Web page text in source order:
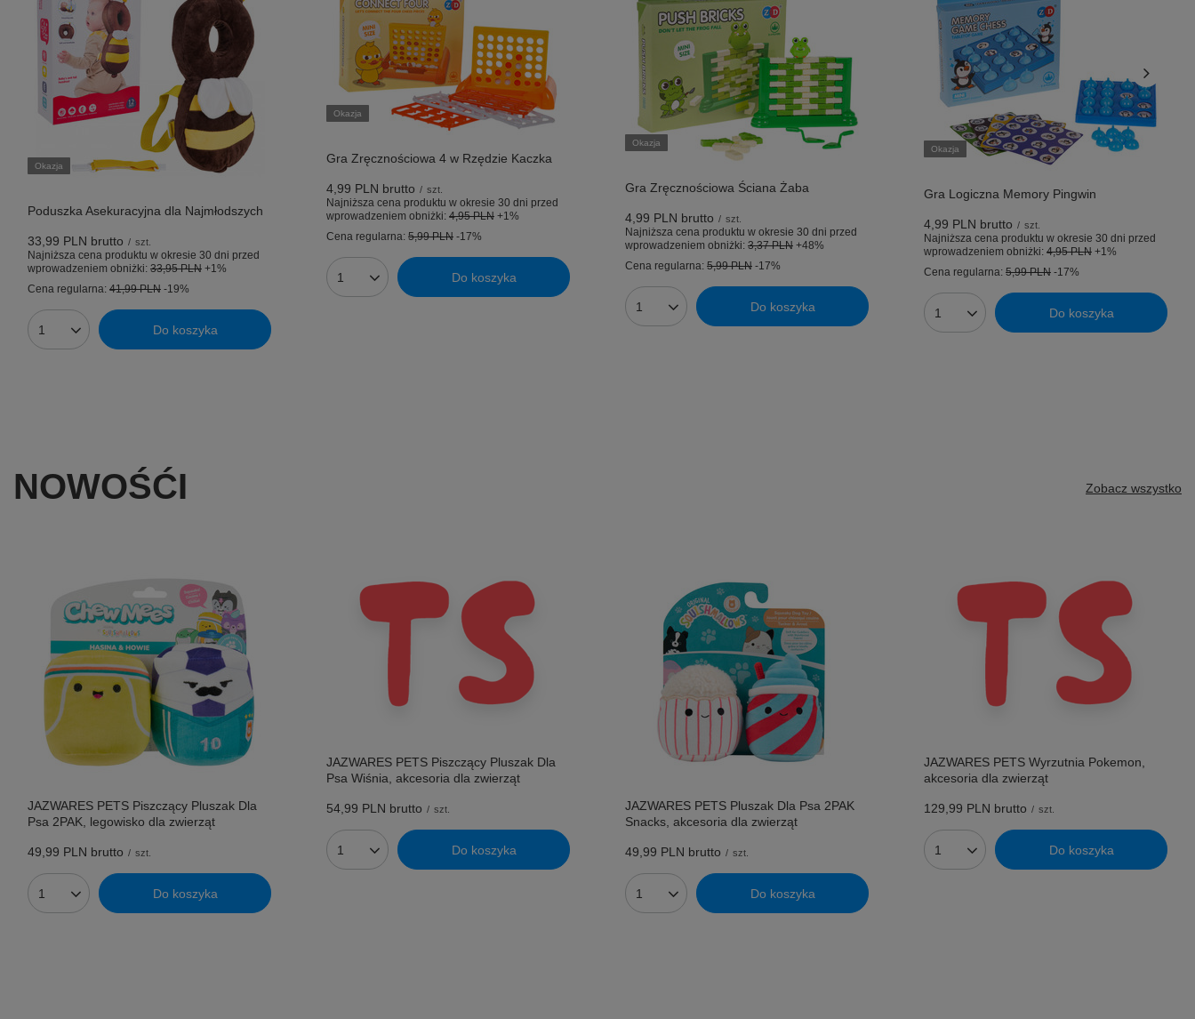
Okazja
Poduszka Asekuracyjna dla Najmłodszych
33,99 PLN brutto / szt.
Najniższa cena produktu w okresie 30 dni przed
wprowadzeniem obniżki: 33,95 PLN +1%
Cena regularna: 41,99 PLN -19%
Ilość produktów Do koszyka
Okazja
Gra Zręcznościowa 4 w Rzędzie Kaczka
4,99 PLN brutto / szt.
Najniższa cena produktu w okresie 30 dni przed
wprowadzeniem obniżki: 4,95 PLN +1%
Cena regularna: 5,99 PLN -17%
Ilość produktów Do koszyka
Okazja
Gra Zręcznościowa Ściana Żaba
4,99 PLN brutto / szt.
Najniższa cena produktu w okresie 30 dni przed
wprowadzeniem obniżki: 3,37 PLN +48%
Cena regularna: 5,99 PLN -17%
Ilość produktów Do koszyka
Okazja
Gra Logiczna Memory Pingwin
4,99 PLN brutto / szt.
Najniższa cena produktu w okresie 30 dni przed
wprowadzeniem obniżki: 4,95 PLN +1%
Cena regularna: 5,99 PLN -17%
Ilość produktów Do koszyka
NOWOŚĆI Zobacz wszystko
JAZWARES PETS Piszczący Pluszak Dla
Psa 2PAK, legowisko dla zwierząt
49,99 PLN brutto / szt.
Ilość produktów Do koszyka
JAZWARES PETS Piszczący Pluszak Dla
Psa Wiśnia, akcesoria dla zwierząt
54,99 PLN brutto / szt.
Ilość produktów Do koszyka
JAZWARES PETS Pluszak Dla Psa 2PAK
Snacks, akcesoria dla zwierząt
49,99 PLN brutto / szt.
Ilość produktów Do koszyka
JAZWARES PETS Wyrzutnia Pokemon,
akcesoria dla zwierząt
129,99 PLN brutto / szt.
Ilość produktów Do koszyka